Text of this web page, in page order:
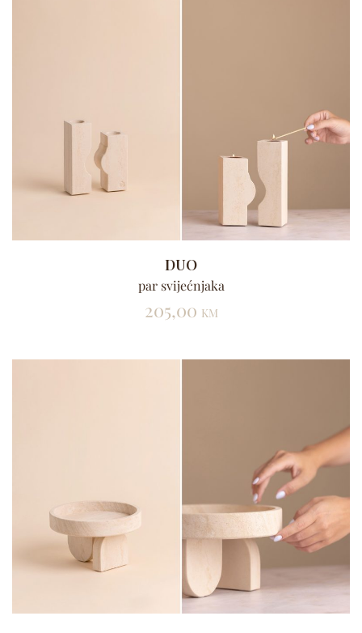
DUO
par svijećnjaka
205,00 KM